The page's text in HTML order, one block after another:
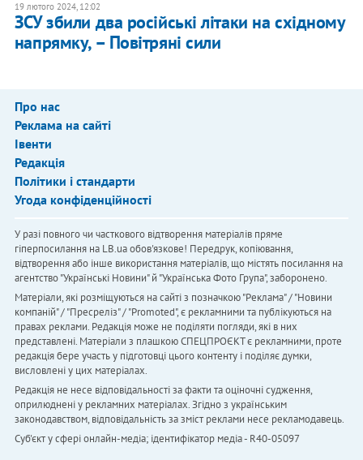
19 лютого 2024, 12:02
ЗСУ збили два російські літаки на східному
напрямку, – Повітряні сили
Про нас
Реклама на сайті
Івенти
Редакція
Політики і стандарти
Угода конфіденційності
У разі повного чи часткового відтворення матеріалів пряме
гіперпосилання на LB.ua обов'язкове! Передрук, копіювання,
відтворення або інше використання матеріалів, що містять посилання на
агентство "Українськi Новини" й "Українська Фото Група", заборонено.
Матеріали, які розміщуються на сайті з позначкою "Реклама" / "Новини
компаній" / "Пресреліз" / "Promoted", є рекламними та публікуються на
правах реклами. Редакція може не поділяти погляди, які в них
представлені. Матеріали з плашкою СПЕЦПРОЄКТ є рекламними, проте
редакція бере участь у підготовці цього контенту і поділяє думки,
висловлені у цих матеріалах.
Редакція не несе відповідальності за факти та оціночні судження,
оприлюднені у рекламних матеріалах. Згідно з українським
законодавством, відповідальність за зміст реклами несе рекламодавець.
Cуб'єкт у сфері онлайн-медіа; ідентифікатор медіа - R40-05097